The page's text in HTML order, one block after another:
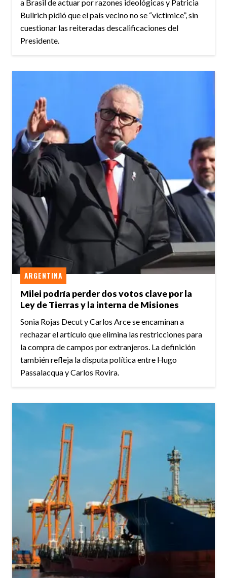
a Brasil de actuar por razones ideológicas y Patricia
Bullrich pidió que el país vecino no se “victimice”, sin
cuestionar las reiteradas descalificaciones del
Presidente.
Milei podría perder dos votos clave por la
Ley de Tierras y la interna de Misiones
ARGENTINA
Sonia Rojas Decut y Carlos Arce se encaminan a
rechazar el artículo que elimina las restricciones para
la compra de campos por extranjeros. La definición
también refleja la disputa política entre Hugo
Passalacqua y Carlos Rovira.